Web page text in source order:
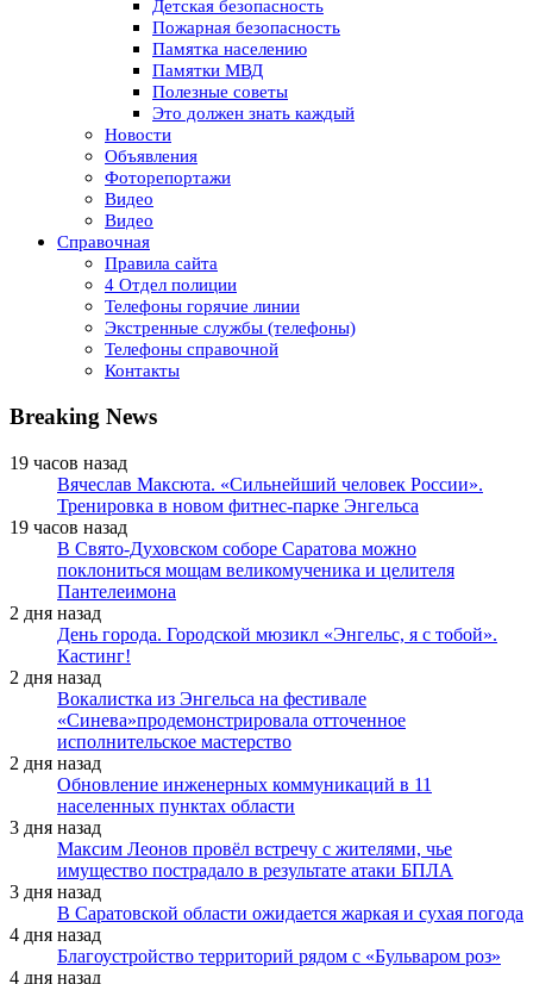
Детская безопасность
Пожарная безопасность
Памятка населению
Памятки МВД
Полезные советы
Это должен знать каждый
Новости
Объявления
Фоторепортажи
Видео
Видео
Справочная
Правила сайта
4 Отдел полиции
Телефоны горячие линии
Экстренные службы (телефоны)
Телефоны справочной
Контакты
Breaking News
19 часов назад
Вячеслав Максюта. «Сильнейший человек России».
Тренировка в новом фитнес-парке Энгельса
19 часов назад
В Свято-Духовском соборе Саратова можно
поклониться мощам великомученика и целителя
Пантелеимона
2 дня назад
День города. Городской мюзикл «Энгельс, я с тобой».
Кастинг!
2 дня назад
Вокалистка из Энгельса на фестивале
«Синева»продемонстрировала отточенное
исполнительское мастерство
2 дня назад
Обновление инженерных коммуникаций в 11
населенных пунктах области
3 дня назад
Максим Леонов провёл встречу с жителями, чье
имущество пострадало в результате атаки БПЛА
3 дня назад
В Саратовской области ожидается жаркая и сухая погода
4 дня назад
Благоустройство территорий рядом с «Бульваром роз»
4 дня назад